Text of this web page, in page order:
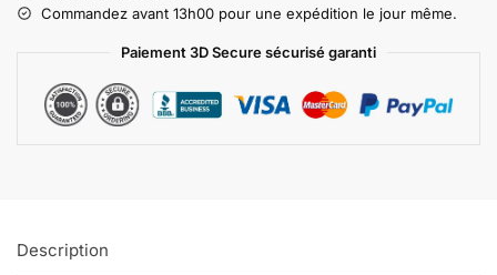
Commandez avant 13h00 pour une expédition le jour même.
Paiement 3D Secure sécurisé garanti
Description